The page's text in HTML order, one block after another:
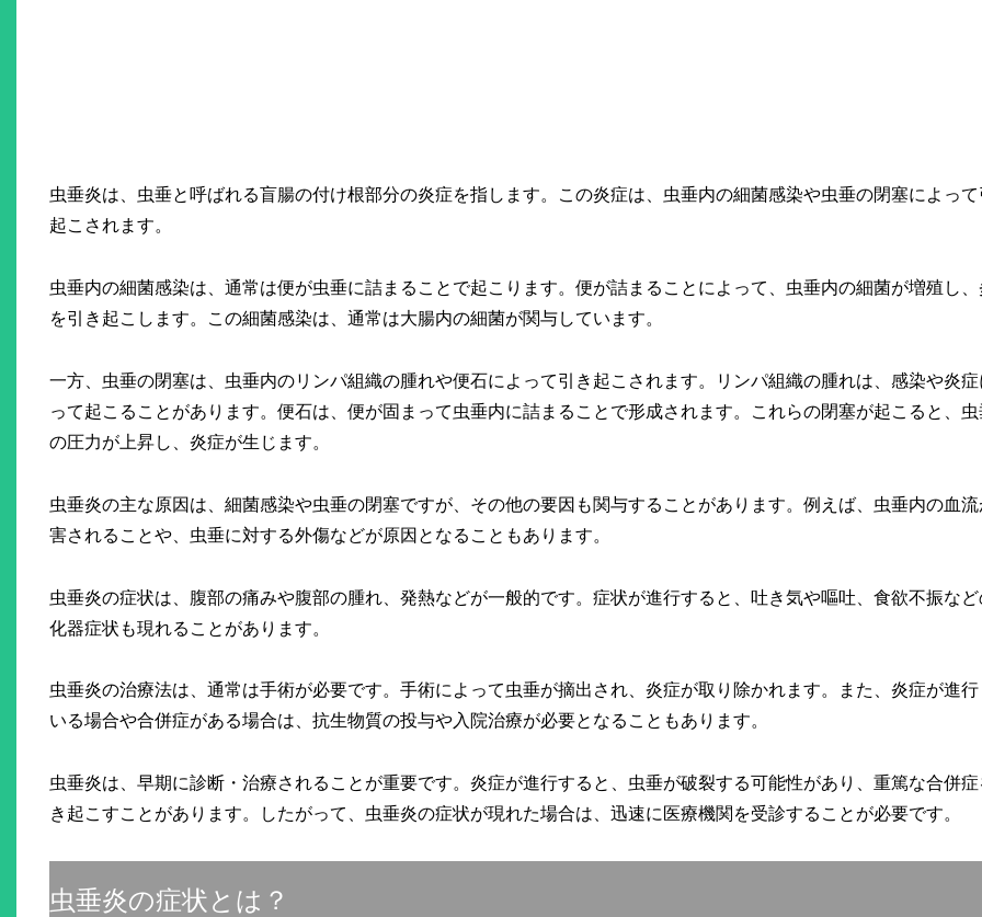
虫垂炎は、虫垂と呼ばれる盲腸の付け根部分の炎症を指します。この炎症は、虫垂内の細菌感染や虫垂の閉塞によって
起こされます。
虫垂内の細菌感染は、通常は便が虫垂に詰まることで起こります。便が詰まることによって、虫垂内の細菌が増殖し、
を引き起こします。この細菌感染は、通常は大腸内の細菌が関与しています。
一方、虫垂の閉塞は、虫垂内のリンパ組織の腫れや便石によって引き起こされます。リンパ組織の腫れは、感染や炎症
って起こることがあります。便石は、便が固まって虫垂内に詰まることで形成されます。これらの閉塞が起こると、虫
の圧力が上昇し、炎症が生じます。
虫垂炎の主な原因は、細菌感染や虫垂の閉塞ですが、その他の要因も関与することがあります。例えば、虫垂内の血流
害されることや、虫垂に対する外傷などが原因となることもあります。
虫垂炎の症状は、腹部の痛みや腹部の腫れ、発熱などが一般的です。症状が進行すると、吐き気や嘔吐、食欲不振など
化器症状も現れることがあります。
虫垂炎の治療法は、通常は手術が必要です。手術によって虫垂が摘出され、炎症が取り除かれます。また、炎症が進行
いる場合や合併症がある場合は、抗生物質の投与や入院治療が必要となることもあります。
虫垂炎は、早期に診断・治療されることが重要です。炎症が進行すると、虫垂が破裂する可能性があり、重篤な合併症
き起こすことがあります。したがって、虫垂炎の症状が現れた場合は、迅速に医療機関を受診することが必要です。
虫垂炎の症状とは？